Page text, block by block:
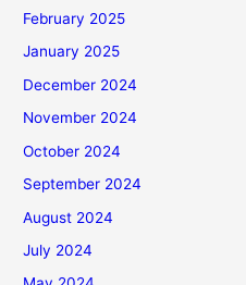
February 2025
January 2025
December 2024
November 2024
October 2024
September 2024
August 2024
July 2024